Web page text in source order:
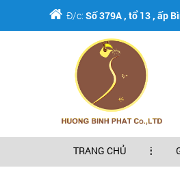
Đ/c: Số 379A , tổ 13 , ấp
TRANG CHỦ